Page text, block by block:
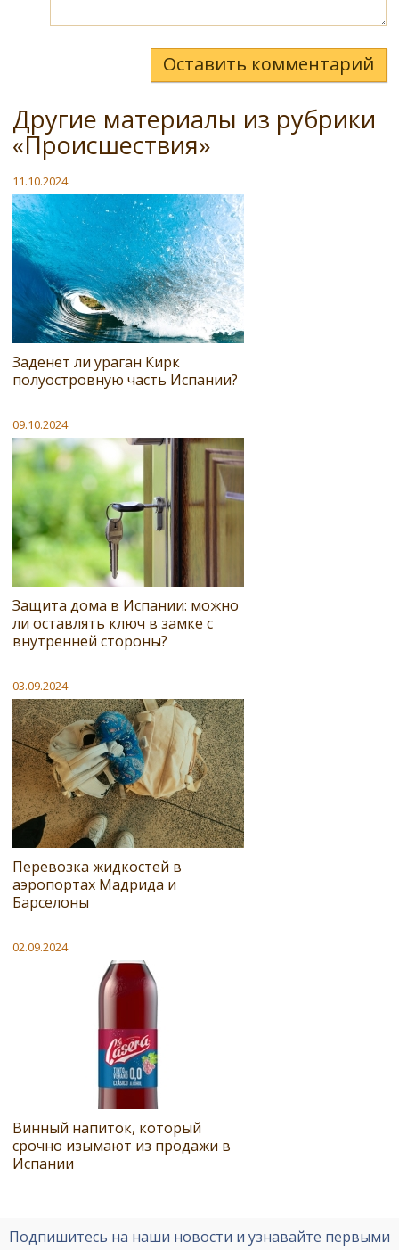
Оставить комментарий
Другие материалы из рубрики
«Происшествия»
11.10.2024
Заденет ли ураган Кирк
полуостровную часть Испании?
09.10.2024
Защита дома в Испании: можно
ли оставлять ключ в замке с
внутренней стороны?
03.09.2024
Перевозка жидкостей в
аэропортах Мадрида и
Барселоны
02.09.2024
Винный напиток, который
срочно изымают из продажи в
Испании
Подпишитесь на наши новости и узнавайте первыми